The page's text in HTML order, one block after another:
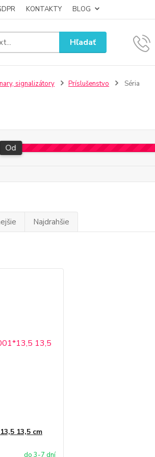
KONTAKTY BLOG
Hľadať
signalizátory Príslušenstvo Séria
Od
Najdrahšie
13,5 cm
do 3-7 dní